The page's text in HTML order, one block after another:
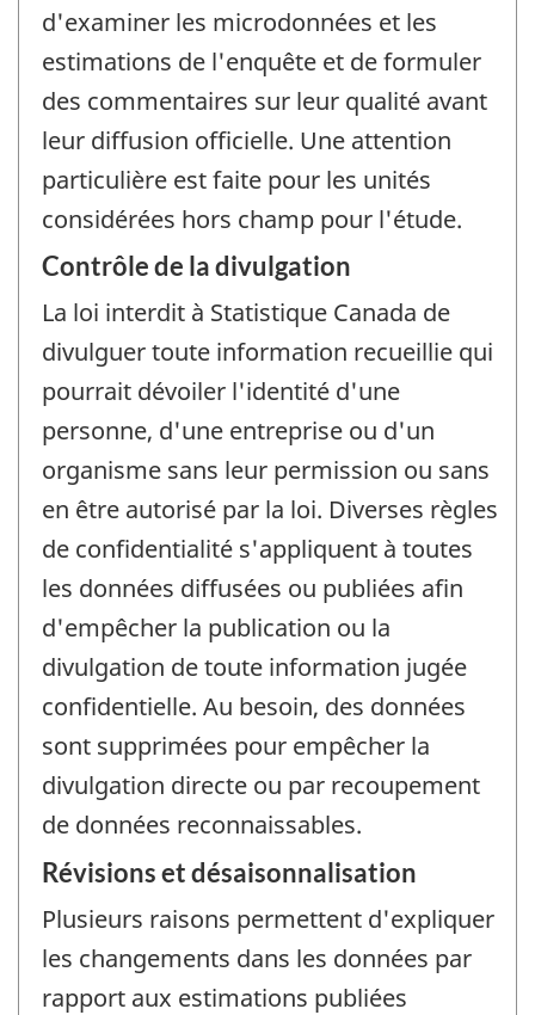
d'examiner les microdonnées et les
estimations de l'enquête et de formuler
des commentaires sur leur qualité avant
leur diffusion officielle. Une attention
particulière est faite pour les unités
considérées hors champ pour l'étude.
Contrôle de la divulgation
La loi interdit à Statistique Canada de
divulguer toute information recueillie qui
pourrait dévoiler l'identité d'une
personne, d'une entreprise ou d'un
organisme sans leur permission ou sans
en être autorisé par la loi. Diverses règles
de confidentialité s'appliquent à toutes
les données diffusées ou publiées afin
d'empêcher la publication ou la
divulgation de toute information jugée
confidentielle. Au besoin, des données
sont supprimées pour empêcher la
divulgation directe ou par recoupement
de données reconnaissables.
Révisions et désaisonnalisation
Plusieurs raisons permettent d'expliquer
les changements dans les données par
rapport aux estimations publiées